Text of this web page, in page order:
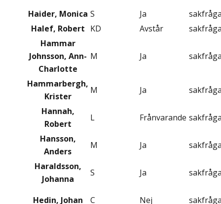
Haider, Monica S Ja
Halef, Robert KD Avstår
Hammar
Johnsson, Ann-
Charlotte
M Ja
Hammarbergh,
Krister
M Ja
Hannah,
Robert
L Frånvarande
Hansson,
Anders
M Ja
Haraldsson,
Johanna
S Ja
Hedin, Johan C Nej